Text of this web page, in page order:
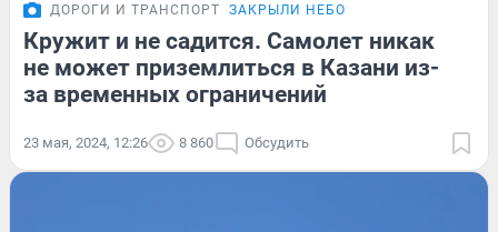
ДОРОГИ И ТРАНСПОРТ ЗАКРЫЛИ НЕБО
Кружит и не садится. Самолет никак
не может приземлиться в Казани из-
за временных ограничений
23 мая, 2024, 12:26 8 860 Обсудить